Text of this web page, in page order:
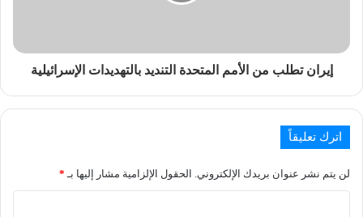
إيران تطلب من الأمم المتحدة التنديد بالتهديدات الإسرائيلية
اترك تعليقاً
لن يتم نشر عنوان بريدك الإلكتروني. الحقول الإلزامية مشار إليها بـ *